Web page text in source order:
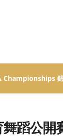
Championships
蹈公開